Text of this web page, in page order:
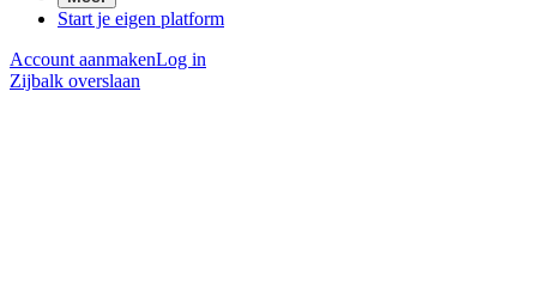
Start je eigen platform
Account aanmakenLog in
Zijbalk overslaan